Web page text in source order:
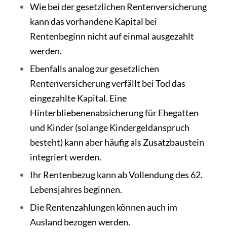
Wie bei der gesetzlichen Rentenversicherung
kann das vorhandene Kapital bei
Rentenbeginn nicht auf einmal ausgezahlt
werden.
Ebenfalls analog zur gesetzlichen
Rentenversicherung verfällt bei Tod das
eingezahlte Kapital. Eine
Hinterbliebenenabsicherung für Ehegatten
und Kinder (solange Kindergeldanspruch
besteht) kann aber häufig als Zusatzbaustein
integriert werden.
Ihr Rentenbezug kann ab Vollendung des 62.
Lebensjahres beginnen.
Die Rentenzahlungen können auch im
Ausland bezogen werden.